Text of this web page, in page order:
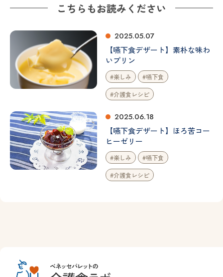
こちらもお読みください
2025.05.07
【嚥下食デザート】素朴な味わ
いプリン
#楽しみ #嚥下食
#介護食レシピ
2025.06.18
【嚥下食デザート】ほろ苦コー
ヒーゼリー
#楽しみ #嚥下食
#介護食レシピ